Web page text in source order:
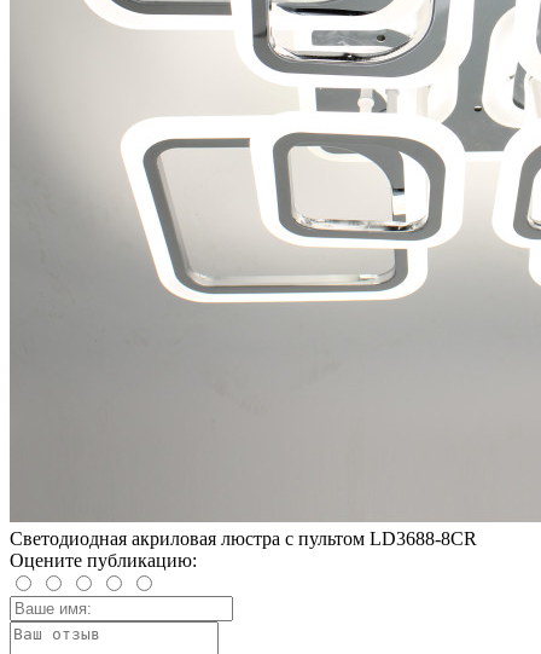
Светодиодная акриловая люстра с пультом LD3688-8CR
Оцените публикацию: